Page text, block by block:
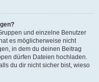
und einzelne Benutzer
es möglicherweise nicht
in dem du deinen Beitrag
dürfen Dateien hochladen.
du dir nicht sicher bist, wieso